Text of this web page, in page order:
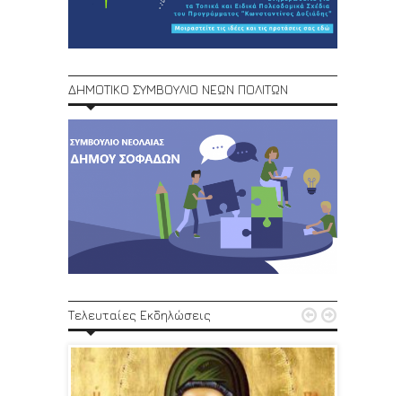
ΔΗΜΟΤΙΚΟ ΣΥΜΒΟΥΛΙΟ ΝΕΩΝ ΠΟΛΙΤΩΝ
Τελευταίες Εκδηλώσεις  